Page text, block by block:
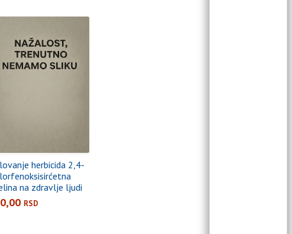
herbicida 2,4-
na zdravlje ljudi
RSD